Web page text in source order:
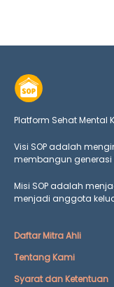
Platform Sehat Mental
Visi SOP adalah
membangun generasi
Misi SOP adalah
menjadi anggota
Daftar Mitra Ahli
Tentang Kami
Syarat dan Ketentuan